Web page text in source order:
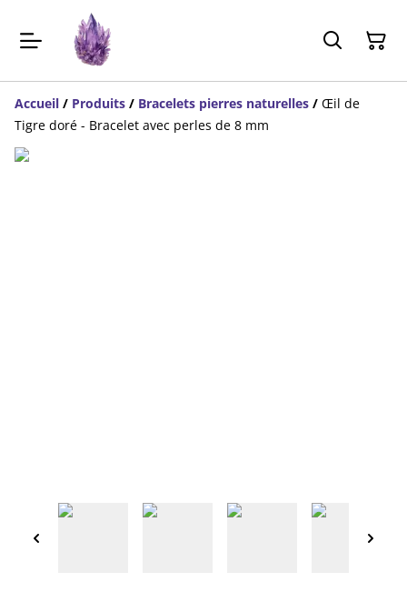
Accueil / Produits / Bracelets pierres naturelles / Œil de
Tigre doré - Bracelet avec perles de 8 mm